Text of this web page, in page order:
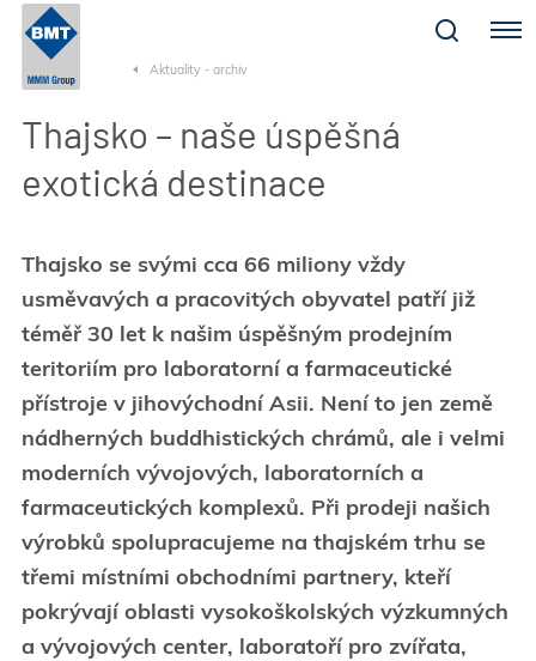
Menu
Aktuality - archiv
Thajsko – naše úspěšná
exotická destinace
Thajsko se svými cca 66 miliony vždy
usměvavých a pracovitých obyvatel patří již
téměř 30 let k našim úspěšným prodejním
teritoriím pro laboratorní a farmaceutické
přístroje v jihovýchodní Asii. Není to jen země
nádherných buddhistických chrámů, ale i velmi
moderních vývojových, laboratorních a
farmaceutických komplexů. Při prodeji našich
výrobků spolupracujeme na thajském trhu se
třemi místními obchodními partnery, kteří
pokrývají oblasti vysokoškolských výzkumných
a vývojových center, laboratoří pro zvířata,